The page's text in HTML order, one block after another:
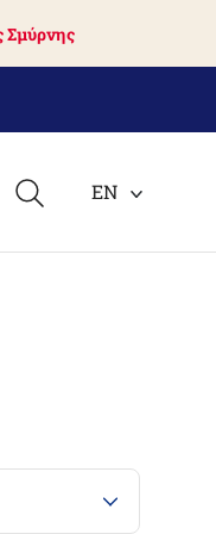
Σμύρνης
EN